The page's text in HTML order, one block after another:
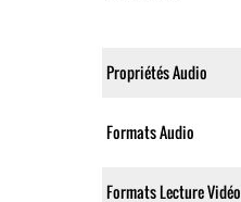
Propriétés Audio
Formats Audio
Formats Lecture Vidéo